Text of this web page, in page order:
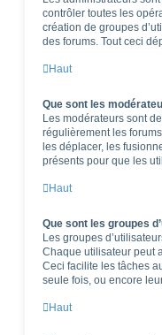
contrôler toutes les
création de groupes
des forums. Tout ceci
Haut
Que sont les
Les modérateurs sont
régulièrement les
les déplacer, les
présents pour que les
Haut
Que sont les groupes
Les groupes
Chaque utilisateur peut
Ceci facilite les tâches
seule fois, ou encore
Haut